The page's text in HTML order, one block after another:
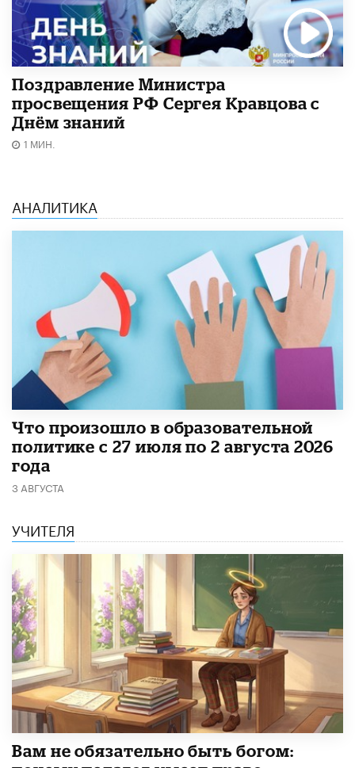
Поздравление Министра
просвещения РФ Сергея Кравцова с
Днём знаний
1 МИН.
АНАЛИТИКА
​Что произошло в образовательной
политике с 27 июля по 2 августа 2026
года
3 АВГУСТА
УЧИТЕЛЯ
​Вам не обязательно быть богом: